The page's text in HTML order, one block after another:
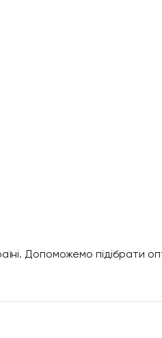
Допоможемо підібрати